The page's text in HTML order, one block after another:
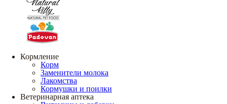
Кормление
Корм
Заменители молока
Лакомства
Кормушки и поилки
Ветеринарная аптека